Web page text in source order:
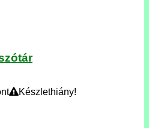
Készlethiány!